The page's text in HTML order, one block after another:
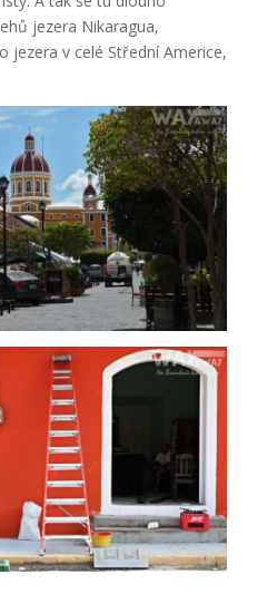
jezera Nikaragua,
jezera v celé Střední Americe,